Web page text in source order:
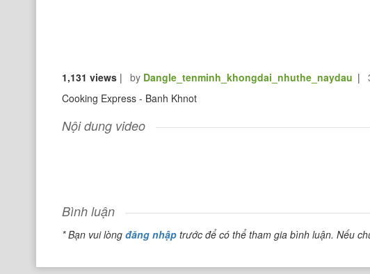
1,131 views | by Dangle_tenminh_khongdai_nhuthe_naydau |
Cooking Express - Banh Khnot
Nội dung video
Bình luận
* Bạn vui lòngđăng nhập trước để có thể tham gia bình luận. Nếu